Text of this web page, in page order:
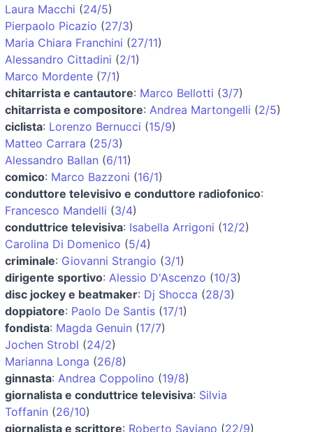
Laura Macchi (24/5)
Pierpaolo Picazio (27/3)
Maria Chiara Franchini (27/11)
Alessandro Cittadini (2/1)
Marco Mordente (7/1)
chitarrista e cantautore: Marco Bellotti (3/7)
chitarrista e compositore: Andrea Martongelli (2/5)
ciclista: Lorenzo Bernucci (15/9)
Matteo Carrara (25/3)
Alessandro Ballan (6/11)
comico: Marco Bazzoni (16/1)
conduttore televisivo e conduttore radiofonico:
Francesco Mandelli (3/4)
conduttrice televisiva: Isabella Arrigoni (12/2)
Carolina Di Domenico (5/4)
criminale: Giovanni Strangio (3/1)
dirigente sportivo: Alessio D'Ascenzo (10/3)
disc jockey e beatmaker: Dj Shocca (28/3)
doppiatore: Paolo De Santis (17/1)
fondista: Magda Genuin (17/7)
Jochen Strobl (24/2)
Marianna Longa (26/8)
ginnasta: Andrea Coppolino (19/8)
giornalista e conduttrice televisiva: Silvia
Toffanin (26/10)
giornalista e scrittore: Roberto Saviano (22/9)